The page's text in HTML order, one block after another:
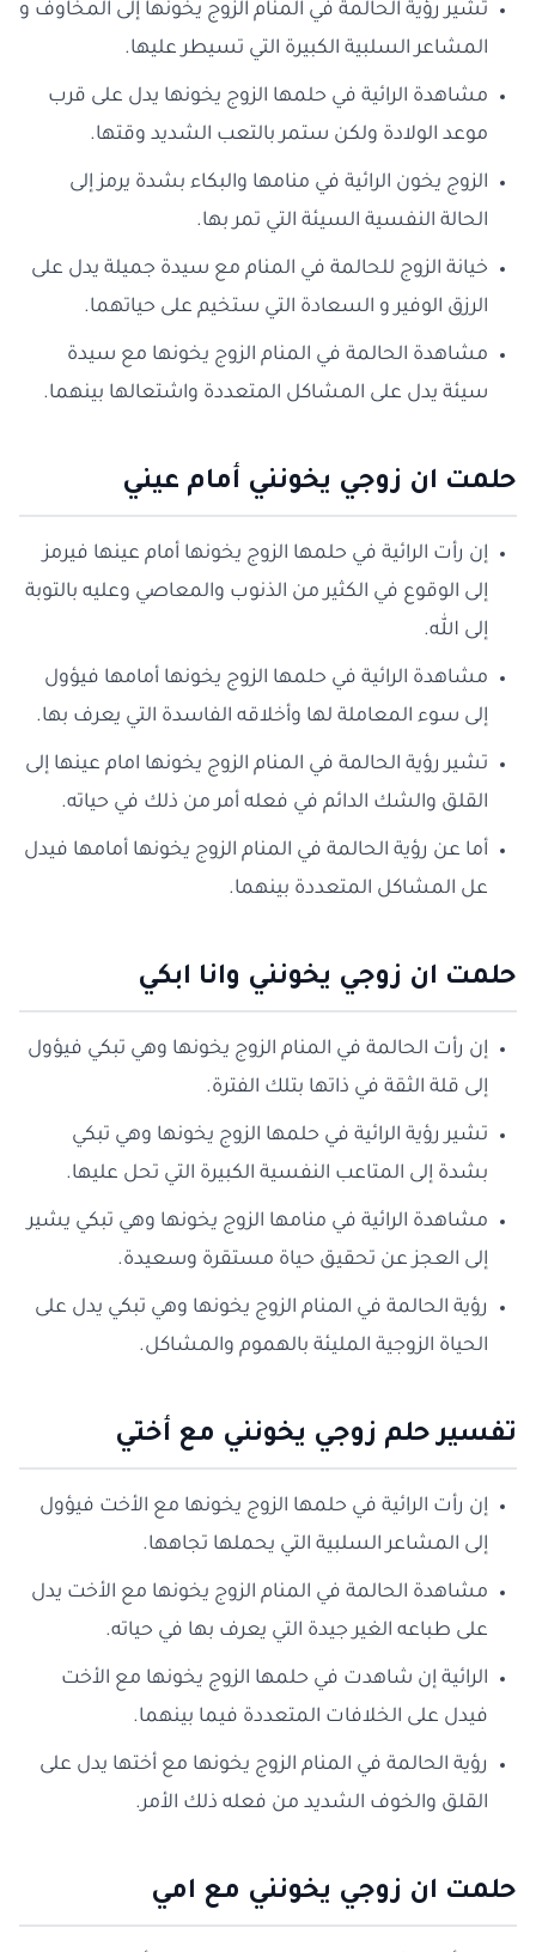
تشير رؤية الحالمة في المنام الزوج يخونها إلى المخاوف و
المشاعر السلبية الكبيرة التي تسيطر عليها.
مشاهدة الرائية في حلمها الزوج يخونها يدل على قرب
موعد الولادة ولكن ستمر بالتعب الشديد وقتها.
الزوج يخون الرائية في منامها والبكاء بشدة يرمز إلى
الحالة النفسية السيئة التي تمر بها.
خيانة الزوج للحالمة في المنام مع سيدة جميلة يدل على
الرزق الوفير و السعادة التي ستخيم على حياتهما.
مشاهدة الحالمة في المنام الزوج يخونها مع سيدة
سيئة يدل على المشاكل المتعددة واشتعالها بينهما.
حلمت ان زوجي يخونني أمام عيني
إن رأت الرائية في حلمها الزوج يخونها أمام عينها فيرمز
إلى الوقوع في الكثير من الذنوب والمعاصي وعليه بالتوبة
إلى الله.
مشاهدة الرائية في حلمها الزوج يخونها أمامها فيؤول
إلى سوء المعاملة لها وأخلاقه الفاسدة التي يعرف بها.
تشير رؤية الحالمة في المنام الزوج يخونها امام عينها إلى
القلق والشك الدائم في فعله أمر من ذلك في حياته.
أما عن رؤية الحالمة في المنام الزوج يخونها أمامها فيدل
عل المشاكل المتعددة بينهما.
حلمت ان زوجي يخونني وانا ابكي
إن رأت الحالمة في المنام الزوج يخونها وهي تبكي فيؤول
إلى قلة الثقة في ذاتها بتلك الفترة.
تشير رؤية الرائية في حلمها الزوج يخونها وهي تبكي
بشدة إلى المتاعب النفسية الكبيرة التي تحل عليها.
مشاهدة الرائية في منامها الزوج يخونها وهي تبكي يشير
إلى العجز عن تحقيق حياة مستقرة وسعيدة.
رؤية الحالمة في المنام الزوج يخونها وهي تبكي يدل على
الحياة الزوجية المليئة بالهموم والمشاكل.
تفسير حلم زوجي يخونني مع أختي
إن رأت الرائية في حلمها الزوج يخونها مع الأخت فيؤول
إلى المشاعر السلبية التي يحملها تجاهها.
مشاهدة الحالمة في المنام الزوج يخونها مع الأخت يدل
على طباعه الغير جيدة التي يعرف بها في حياته.
الرائية إن شاهدت في حلمها الزوج يخونها مع الأخت
فيدل على الخلافات المتعددة فيما بينهما.
رؤية الحالمة في المنام الزوج يخونها مع أختها يدل على
القلق والخوف الشديد من فعله ذلك الأمر.
حلمت ان زوجي يخونني مع امي